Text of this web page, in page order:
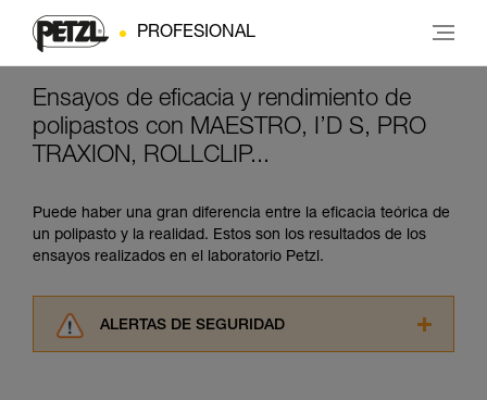
PROFESIONAL
Ensayos de eficacia y rendimiento de
polipastos con MAESTRO, I’D S, PRO
TRAXION, ROLLCLIP...
Puede haber una gran diferencia entre la eficacia teórica de
un polipasto y la realidad. Estos son los resultados de los
ensayos realizados en el laboratorio Petzl.
ALERTAS DE SEGURIDAD